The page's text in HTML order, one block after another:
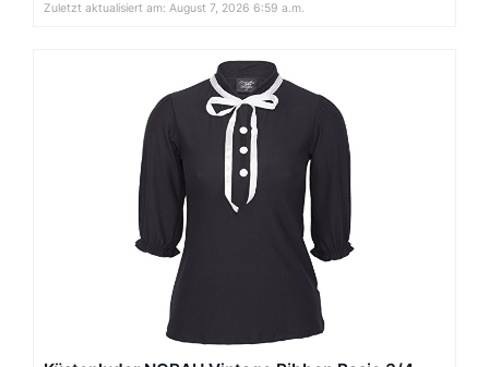
Zuletzt aktualisiert am: August 7, 2026 6:59 a.m.